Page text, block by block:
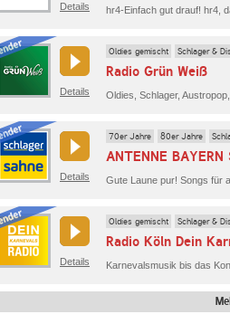
Details
Details
Oldies gemischt Schlager &
Radio Grün Weiß
Details
70er Jahre 80er Jahre
ANTENNE
Details
Oldies gemischt Schlager &
Radio Köln Dein